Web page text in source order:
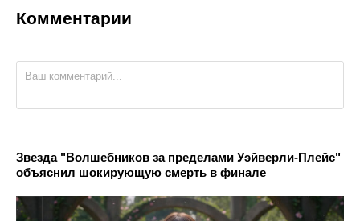
Комментарии
Звезда "Волшебников за пределами Уэйверли-Плейс"
объяснил шокирующую смерть в финале